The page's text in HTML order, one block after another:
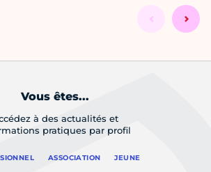
Vous êtes...
à des actualités et
pratiques par profil
ASSOCIATION JEUNE